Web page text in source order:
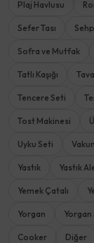
Plaj Havlusu
Sefer Tası
Sofra ve Mutfak
Tatlı Kaşığı Tava
Tencere Seti
Tost Makinesi
Uyku Seti
Yastık Yastık
Yemek Çatalı
Yorgan Yorgan
Cooker Diğer